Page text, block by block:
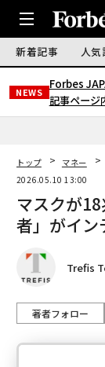
新着記事 人気
NEWS
Forbes
記事ページ
トップ マネー
2026.05.10 13:00
マスクが
者」がイン
Trefis
著者フォロー